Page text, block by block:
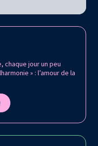
chaque jour un peu
» : l’amour de la